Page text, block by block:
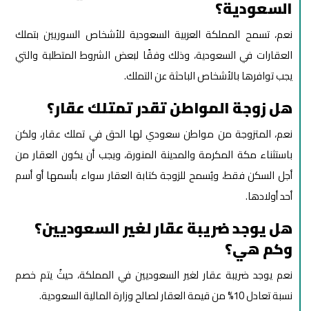
السعودية؟
نعم، تسمح المملكة العربية السعودية للأشخاص السوريين بتملك
العقارات في السعودية، وذلك وفقًا لبعض الشروط المتطلبة والتي
يجب توافرها بالأشخاص الباحثة عن التملك.
هل زوجة المواطن تقدر تمتلك عقار؟
نعم، المتزوجة من مواطن سعودي لها الحق في تملك عقار، ولكن
باستثناء مكة المكرمة والمدينة المنورة، ويجب أن يكون العقار من
أجل السكن فقط، ويُسمح للزوجة كتابة العقار سواء بأسمها أو أسم
أحد أولادها.
هل يوجد ضريبة عقار لغير السعوديين؟
وكم هي؟
نعم يوجد ضريبة عقار لغير السعوديين في المملكة، حيثُ يتم خصم
نسبة تعادل 10% من قيمة العقار لصالح وزارة المالية السعودية.